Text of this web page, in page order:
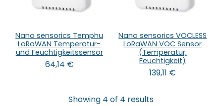
Nano sensorics Temphu
LoRaWAN Temperatur-
und Feuchtigkeitssensor
64,14 €
Nano sensorics VOCLESS
LoRaWAN VOC Sensor
(Temperatur,
Feuchtigkeit)
139,11 €
Showing 4 of 4 results